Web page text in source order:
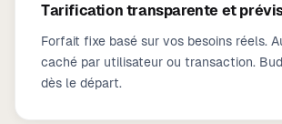
Tarification transparente et
Forfait fixe basé sur vos besoins réels.
caché par utilisateur ou transaction.
dès le départ.